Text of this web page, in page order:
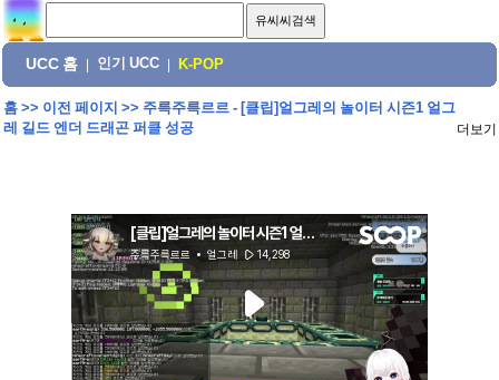
UCC 홈 인기 UCC K-POP
홈>> 이전 페이지 >> 주륵주륵르르 - [클립]얼그레의 놀이터 시즌1 얼그
레 길드 엔더 드래곤 퍼클 성공
더보기